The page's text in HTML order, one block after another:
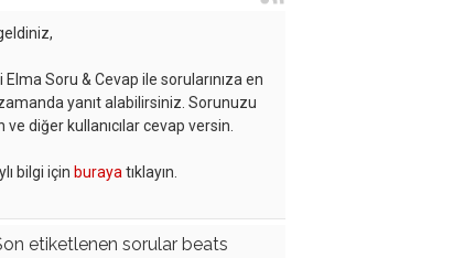
Elma Soru & Cevap ile sorularınıza en
zamanda yanıt alabilirsiniz. Sorunuzu
ve diğer kullanıcılar cevap versin.
bilgi için buraya tıklayın.
etiketlenen sorular beats